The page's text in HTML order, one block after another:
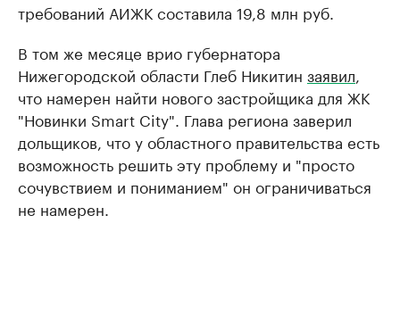
требований АИЖК составила 19,8 млн руб.
В том же месяце врио губернатора
Нижегородской области Глеб Никитин заявил
что намерен найти нового застройщика для ЖК
"Новинки Smart City". Глава региона заверил
дольщиков, что у областного правительства есть
возможность решить эту проблему и "просто
сочувствием и пониманием" он ограничиваться
не намерен.